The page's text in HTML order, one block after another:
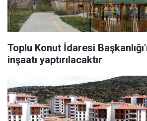
Toplu Konut İdaresi
inşaatı yaptırılacaktır